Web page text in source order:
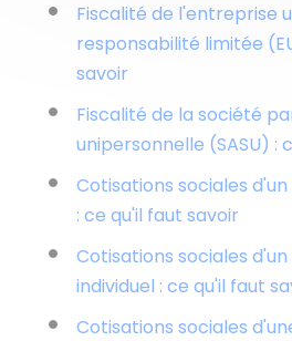
Fiscalité de l'entreprise
responsabilité limitée
savoir
Fiscalité de la société
unipersonnelle (SASU) :
Cotisations sociales
: ce qu'il faut savoir
Cotisations sociales
individuel : ce qu'il faut
Cotisations sociales